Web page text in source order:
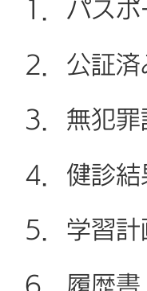
1．パス
2．公証
3．無犯
4．健診結
5．学習計